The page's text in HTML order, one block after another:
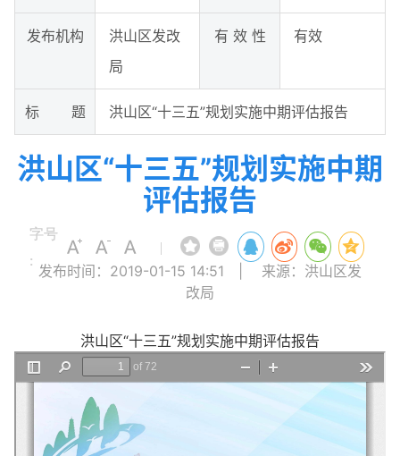
发布机构
洪山区发改
局
有 效 性 有效
标 题 洪山区“十三五”规划实施中期评估报告
洪山区“十三五”规划实施中期
评估报告
字号
:
|
发布时间：2019-01-15 14:51
来源：洪山区发
改局
洪山区“十三五”规划实施中期评估报告